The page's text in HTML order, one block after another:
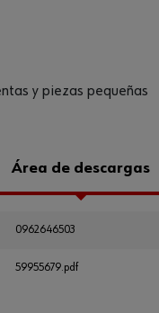
y piezas pequeñas
Área de descargas
0962646503
59955679.pdf